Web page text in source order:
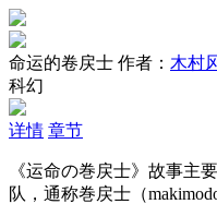
命运的卷戻士 作者： 木村
科幻
详情 章节
《运命の巻戻士》故事主
队，通称巻戻士（